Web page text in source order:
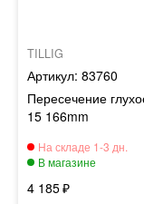
TILLIG
83760
Пересечение
15 166mm
4 185